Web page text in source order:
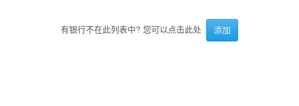
有银行不在此列表中? 您可以点击此处 添加